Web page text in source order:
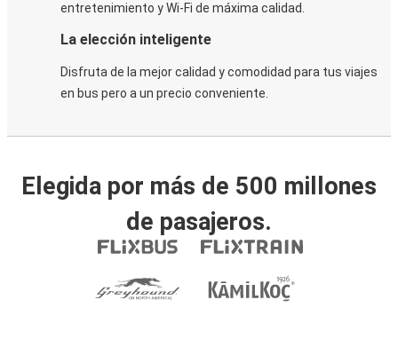
entretenimiento y Wi-Fi de máxima calidad.
La elección inteligente
Disfruta de la mejor calidad y comodidad para tus viajes
en bus pero a un precio conveniente.
Elegida por más de 500 millones
de pasajeros.